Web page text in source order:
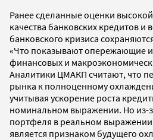
Ранее сделанные оценки
качества банковских кредитов и
банковского кризиса
«Что показывают опережающие
финансовых и
Аналитики ЦМАКП считают, что
рынка к полноценному
учитывая ускорение роста
номинальном выражении. Но из-
портфеля в реальном выражении
является признаком будущего